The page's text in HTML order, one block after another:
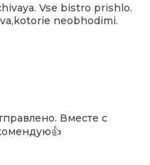
Vse bistro prishlo.
neobhodimi.
Вместе с